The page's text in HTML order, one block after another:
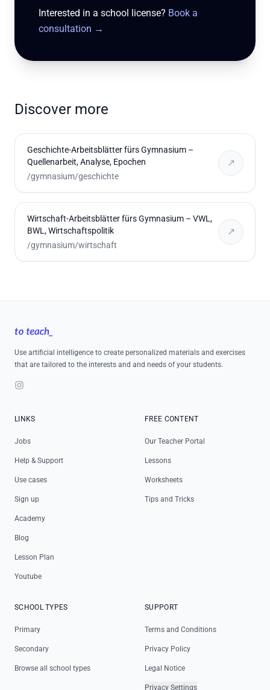
Interested in a school license? Book a
consultation →
Discover more
Geschichte-Arbeitsblätter fürs Gymnasium –
Quellenarbeit, Analyse, Epochen
/gymnasium/geschichte
↗
Wirtschaft-Arbeitsblätter fürs Gymnasium – VWL,
BWL, Wirtschaftspolitik
/gymnasium/wirtschaft
↗
Use artificial intelligence to create personalized materials and exercises
that are tailored to the interests and and needs of your students.
Instagram
LINKS
Jobs
Help & Support
Use cases
Sign up
Academy
Blog
Lesson Plan
Youtube
FREE CONTENT
Our Teacher Portal
Lessons
Worksheets
Tips and Tricks
SCHOOL TYPES
Primary
Secondary
Browse all school types
SUPPORT
Terms and Conditions
Privacy Policy
Legal Notice
Privacy Settings